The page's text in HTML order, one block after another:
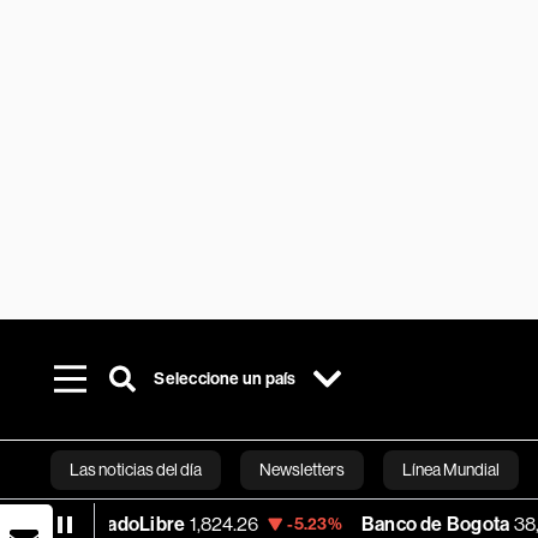
Seleccione un país
Las noticias del día Newsletters Línea Mundial
Bloomberg
1,824.26 -5.23% Banco de Bogota 38,900.00